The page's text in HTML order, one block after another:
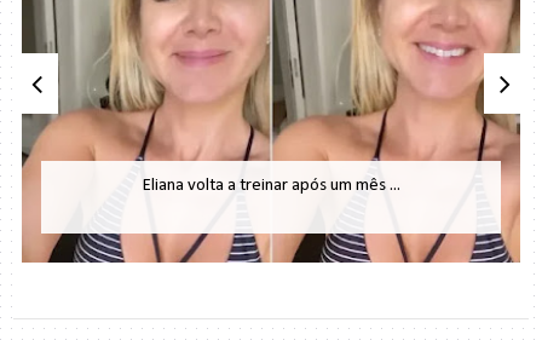
Eliana volta a treinar após um mês ...